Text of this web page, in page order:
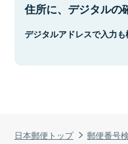
日本郵便トップ 郵便番号
住所に、デジタルの
デジタルアドレスで入力も